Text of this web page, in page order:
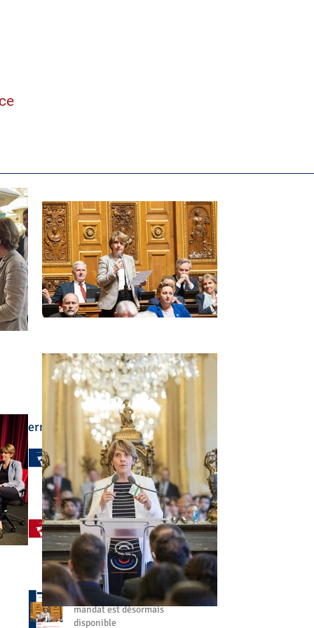
Derniers articles :
🌍 L'enseignement
français à l'étranger a été
au cœur de mon
engagement
il y a 3 jours
🤝 Aller à votre rencontre,
partout dans le monde
📘 Mon bilan de fin de
mandat est désormais
disponible